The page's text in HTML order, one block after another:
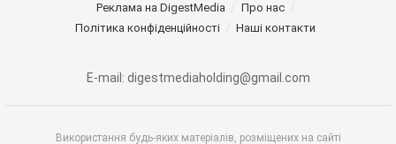
Реклама на DigestMedia
Про нас
Політика конфіденційності
Наші контакти
E-mail: digestmediaholding@gmail.com
Використання будь-яких матеріалів, розміщених на сайті